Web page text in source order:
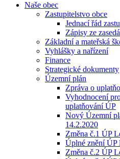
Naše obec
Zastupitelstvo obce
Jednací řád
Zápisy ze
Základní a mateřská
Vyhlášky a nařízení
Finance
Strategické dokumenty
Územní plán
Zpráva o
Vyhodnocení
uplatňování ÚP
Nový Územní
14.2.2020
Změna č.1 ÚP
Úplné znění ÚP
Změna č.2 ÚP